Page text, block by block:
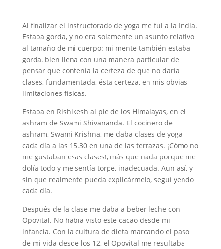
Al finalizar el instructorado de yoga me fui a la India.
Estaba gorda, y no era solamente un asunto relativo
al tamaño de mi cuerpo: mi mente también estaba
gorda, bien llena con una manera particular de
pensar que contenía la certeza de que no daría
clases, fundamentada, ésta certeza, en mis obvias
limitaciones físicas.
Estaba en Rishikesh al pie de los Himalayas, en el
ashram de Swami Shivananda. El cocinero de
ashram, Swami Krishna, me daba clases de yoga
cada día a las 15.30 en una de las terrazas. ¡Cómo no
me gustaban esas clases!, más que nada porque me
dolía todo y me sentía torpe, inadecuada. Aun así, y
sin que realmente pueda explicármelo, seguí yendo
cada día.
Después de la clase me daba a beber leche con
Opovital. No había visto este cacao desde mi
infancia. Con la cultura de dieta marcando el paso
de mi vida desde los 12, el Opovital me resultaba